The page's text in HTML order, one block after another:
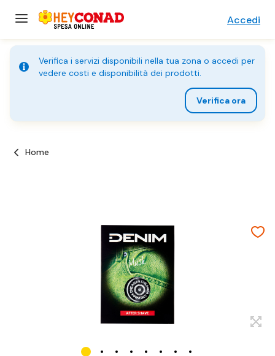
Accedi
Verifica i servizi disponibili nella tua zona o accedi per
vedere costi e disponibilità dei prodotti.
Verifica ora
Home